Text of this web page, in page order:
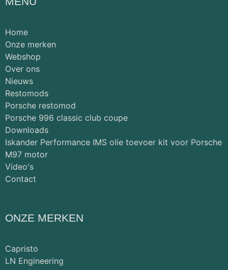
Home
Onze merken
Webshop
Over ons
Nieuws
Restomods
Porsche restomod
Porsche 996 classic club coupe
Downloads
Iskander Performance IMS olie toevoer kit voor Porsche
M97 motor
Video's
Contact
ONZE MERKEN
Capristo
LN Engineering